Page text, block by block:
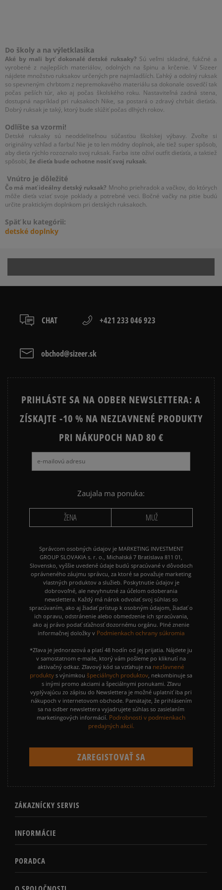
Do školy a na výletklasika
Aké by mali byť dokonalé detské ruksaky? Sú veľmi skladné, fukčné a
vyrobené z najlepších materiálov, odolných na špinu a krčenie. V Sizeer
nájdete množstvo ruksakov určených pre najmladších. Ľahký a odolný ruksak
so spevneným chrbtom z nepremokavého materiálu sa dokonale osvedčí tak
počas peších túr, ako aj počas školského roku. Nastaviteľná zadná stena,
dostupná napríklad pri ruksakoch Nike, sa postará o zdravý chrbát dieťaťa.
Dobrý ruksak je taký, ktorý bude slúžiť počas dlhých rokov.
Odlíšte sa vzormi!
Detské ruksaky sú neoddeliteľnou súčasťou školskej výbavy. Zvoľte si
originálny vzhľad a farbu! Nie je to len módny doplnok, ale tiež super spôsob,
aby dieťa rýchlo rozoznalo svoj ruksak. Farba iste oživí outfit dieťaťa, a taktiež
spôsobí, že dieťa bude ochotne nosiť svoj ruksak.
Vnútro je dôležité
Čo má mať ideálny detský ruksak? Mnoho priehradok a vačkov, do których
môže dieťa vziať svoje poklady a potrebné veci. Bočné vačky na pitie budú
určite praktickým doplnkom pri detských ruksakoch.
Späť ku kategórii:
detské doplnky
CHAT +421 233 046 923
obchod@sizeer.sk
PRIHLÁSTE SA NA ODBER NEWSLETTERA: A
ZÍSKAJTE -10 % NA NEZĽAVNENÉ PRODUKTY
PRI NÁKUPOCH NAD 80 €
Zaujala ma ponuka:
ŽENA MUŽ
Správcom osobných údajov je MARKETING INVESTMENT
GROUP SLOVAKIA s. r. o., Michalská 7 Bratislava 811 01,
Slovensko, vyššie uvedené údaje budú spracúvané v dôvodoch
oprávneného záujmu správcu, za ktoré sa považuje marketing
vlastných produktov a služieb. Poskytnutie údajov je
dobrovoľné, ale nevyhnutné za účelom odoberania
newslettera. Každý má nárok odvolať svoj súhlas so
spracúvaním, ako aj žiadať prístup k osobným údajom, žiadať o
ich opravu, odstránenie alebo obmedzenie ich spracúvania,
ako aj právo podať sťažnosť dozornému orgánu. Plné znenie
informačnej doložky v Podmienkach ochrany súkromia
*Zľava je jednorazová a platí 48 hodín od jej prijatia. Nájdete ju
v samostatnom e-maile, ktorý vám pošleme po kliknutí na
aktivačný odkaz. Zľavový kód sa vzťahuje na nezľavnené
produkty s výnimkou špeciálnych produktov, nekombinuje sa
s inými promo akciami a špeciálnymi ponukami. Zľavu
vyplývajúcu zo zápisu do Newslettera je možné uplatniť iba pri
nákupoch v internetovom obchode. Pamätajte, že prihlásením
sa na odber newslettera vyjadrujete súhlas so zasielaním
marketingových informácií. Podrobnosti v podmienkach
predajných akcií.
ZÁKAZNÍCKY SERVIS
INFORMÁCIE
PORADCA